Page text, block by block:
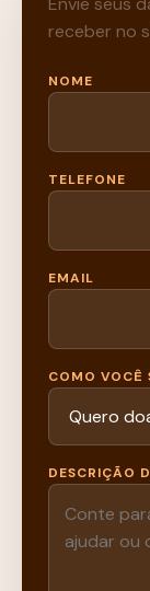
receber no
NOME
TELEFONE
EMAIL
COMO VOCÊ
DESCRIÇÃO